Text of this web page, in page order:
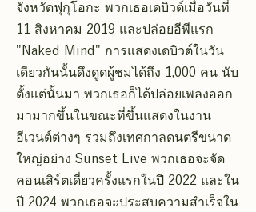
จังหวัดฟุกุโอกะ พวกเธอเดบิวต์เมื่อวันที่
11 สิงหาคม 2019 และปล่อยอีพีแรก
"Naked Mind" การแสดงเดบิวต์ในวัน
เดียวกันนั้นดึงดูดผู้ชมได้ถึง 1,000 คน นับ
ตั้งแต่นั้นมา พวกเธอก็ได้ปล่อยเพลงออก
มามากขึ้นในขณะที่ขึ้นแสดงในงาน
อีเวนต์ต่างๆ รวมถึงเทศกาลดนตรีขนาด
ใหญ่อย่าง Sunset Live พวกเธอจะจัด
คอนเสิร์ตเดี่ยวครั้งแรกในปี 2022 และใน
ปี 2024 พวกเธอจะประสบความสำเร็จใน